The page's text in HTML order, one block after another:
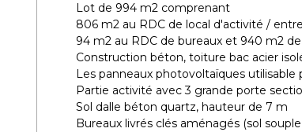
Lot de 994 m2 comprenant
806 m2 au RDC de local d'activité /
94 m2 au RDC de bureaux et 940 m2
Construction béton, toiture bac acier
Les panneaux photovoltaïques utilisable
Partie activité avec 3 grande porte
Sol dalle béton quartz, hauteur de 7 m
Bureaux livrés clés aménagés (sol